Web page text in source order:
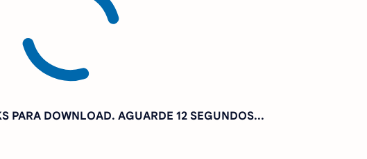
PARA DOWNLOAD. AGUARDE 10 SEGUNDOS...